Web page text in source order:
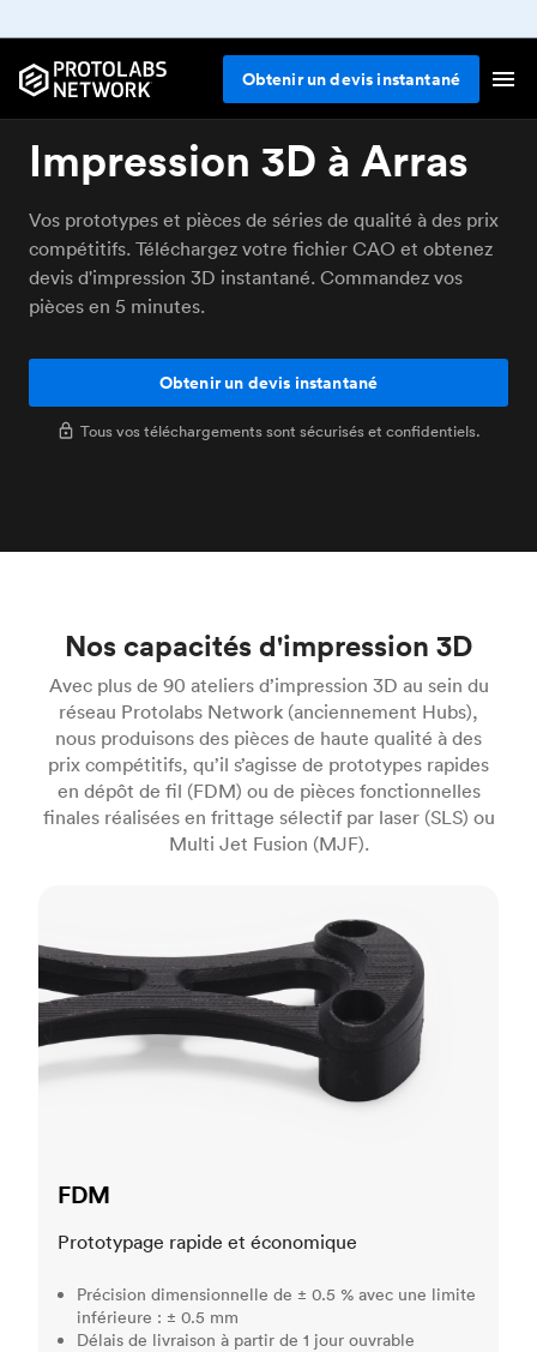
Obtenir un devis instantané
Impression 3D à Arras
Vos prototypes et pièces de séries de qualité à des prix
compétitifs. Téléchargez votre fichier CAO et obtenez
devis d'impression 3D instantané. Commandez vos
pièces en 5 minutes.
Obtenir un devis instantané
Tous vos téléchargements sont sécurisés et confidentiels.
Nos capacités d'impression 3D
Avec plus de 90 ateliers d’impression 3D au sein du
réseau Protolabs Network (anciennement Hubs),
nous produisons des pièces de haute qualité à des
prix compétitifs, qu’il s’agisse de prototypes rapides
en dépôt de fil (FDM) ou de pièces fonctionnelles
finales réalisées en frittage sélectif par laser (SLS) ou
Multi Jet Fusion (MJF).
FDM
Prototypage rapide et économique
Précision dimensionnelle de ± 0.5 % avec une limite
inférieure : ± 0.5 mm
Délais de livraison à partir de 1 jour ouvrable